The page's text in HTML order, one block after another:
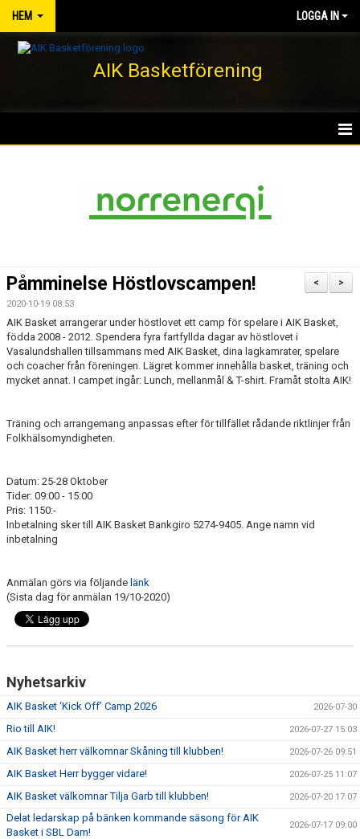
HEM LOGGA IN
AIK Basketförening
DOKUMENT
VÅRA LAG/TRÄNARE
AVGIFTER
FRITIDSKORTET
KÖP BILJETTER
SHOP
AIK.SE
>
<
Påmminelse Höstlovscampen!
2020-10-19 08:53
AIK Basket arrangerar under höstlovet ett camp för spelare i AIK Basket,
födda 2008 - 2012. Spendera fyra fartfyllda dagar av höstlovet i
Vasalundshallen tillsammans med AIK Basket, dina lagkamrater, spelare
och coacher från föreningen. Lägret kommer innehålla basket, träning och
mycket annat. I campet ingår: Lunch, mellanmål & T-shirt. Framåt stolta AIK!
Träning och arrangemang anpassas efter för tillfället rådande riktlinjer från
Folkhälsomyndigheten.
Datum: 25-28 Oktober
Tider: 09:00 - 15:00
Pris: 1150:-
Inbetalning sker till AIK Basket Bankgiro 5274-9405. Ange namn vid
inbetalning
Anmälan görs via följande länk
(Sista dag för anmälan 19/10-2020)
Nyhetsarkiv
AIK Basket ‘Kick Off’ Camp 2026 2026-07-30
Rio till AIK! 2026-07-27 15:03
AIK Basket herr välkomnar Skåning till klubben! 2026-07-26 09:51
AIK Basket Herr bygger vidare! 2026-07-25 11:07
AIK Basket välkomnar Tilja Garb till klubben! 2026-07-20 17:07
Delat ledarskap på bänken kommande säsong för AIK
Basket i SBL Dam!
2026-07-17 09:00